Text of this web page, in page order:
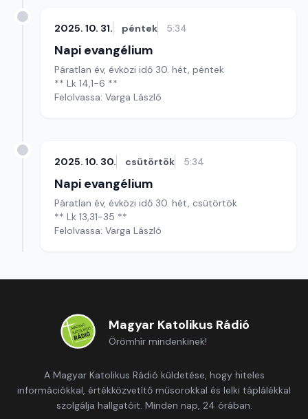
2025. 10. 31. péntek 5:34
Napi evangélium
Páratlan év, évközi idő 30. hét, péntek
** Lk 14,1-6 **
Felolvassa: Varga László
2025. 10. 30. csütörtök 5:34
Napi evangélium
Páratlan év, évközi idő 30. hét, csütörtök
** Lk 13,31-35 **
Felolvassa: Varga László
Magyar Katolikus Rádió
Örömhír mindenkinek!
A Magyar Katolikus Rádió küldetése, hogy hiteles
információkkal, értékközvetítő műsorokkal és lelki táplálékkal
szolgálja hallgatóit. Minden nap, 24 órában.